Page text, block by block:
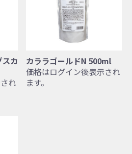
カ
れ
カララゴールドN 500ml
価格はログイン後表示され
ます。